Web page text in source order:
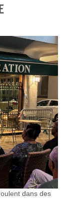
dans des